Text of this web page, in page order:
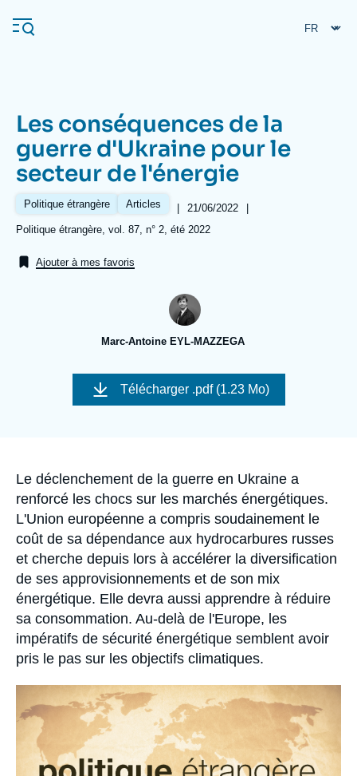
au
contenu
Navigation
principale
L'Ifri
Analyses
Nous soutenir
Les conséquences de la
guerre d'Ukraine pour le
secteur de l'énergie
Politique étrangère Articles |
Date
de
21/06/2022
|
Références
Politique étrangère, vol. 87, n° 2, été 2022
Ajouter à mes favoris
Marc-Antoine EYL-MAZZEGA
Image
couverture
Télécharger .pdf (1.23 Mo)
Accroche
Le déclenchement de la guerre en Ukraine a
renforcé les chocs sur les marchés énergétiques.
L'Union européenne a compris soudainement le
coût de sa dépendance aux hydrocarbures russes
et cherche depuis lors à accélérer la diversification
de ses approvisionnements et de son mix
énergétique. Elle devra aussi apprendre à réduire
sa consommation. Au-delà de l'Europe, les
impératifs de sécurité énergétique semblent avoir
pris le pas sur les objectifs climatiques.
principale